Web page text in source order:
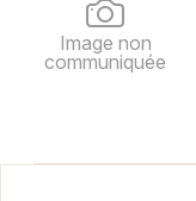
Image non
communiquée